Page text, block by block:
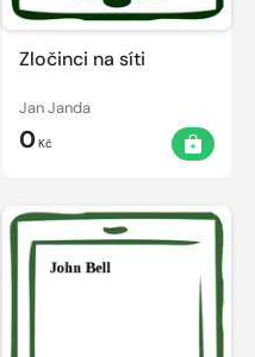
Zločinci na síti
Jan Janda
0Kč